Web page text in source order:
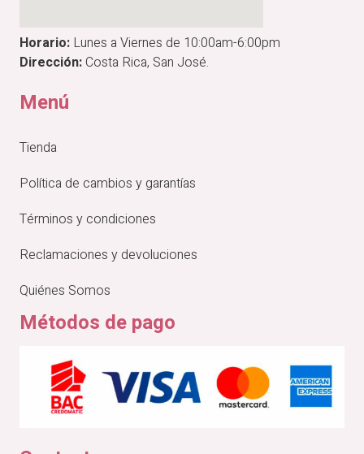
Horario: Lunes a Viernes de 10:00am-6:00pm
Dirección:Costa Rica, San José.
Menú
Tienda
Política de cambios y garantías
Términos y condiciones
Reclamaciones y devoluciones
Quiénes Somos
Métodos de pago